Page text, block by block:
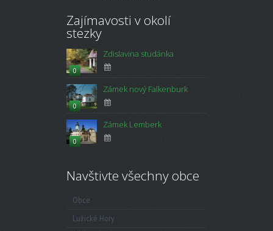
Zajímavosti v okolí
stezky
0
Zdislavina studánka
0
Zámek nový Falkenburk
0
Zámek Lemberk
Navštivte všechny obce
Obce
Lužické Hory